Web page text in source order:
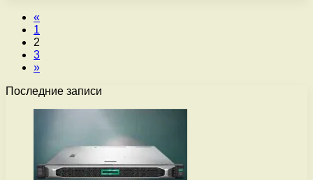
«
1
2
3
»
Последние записи